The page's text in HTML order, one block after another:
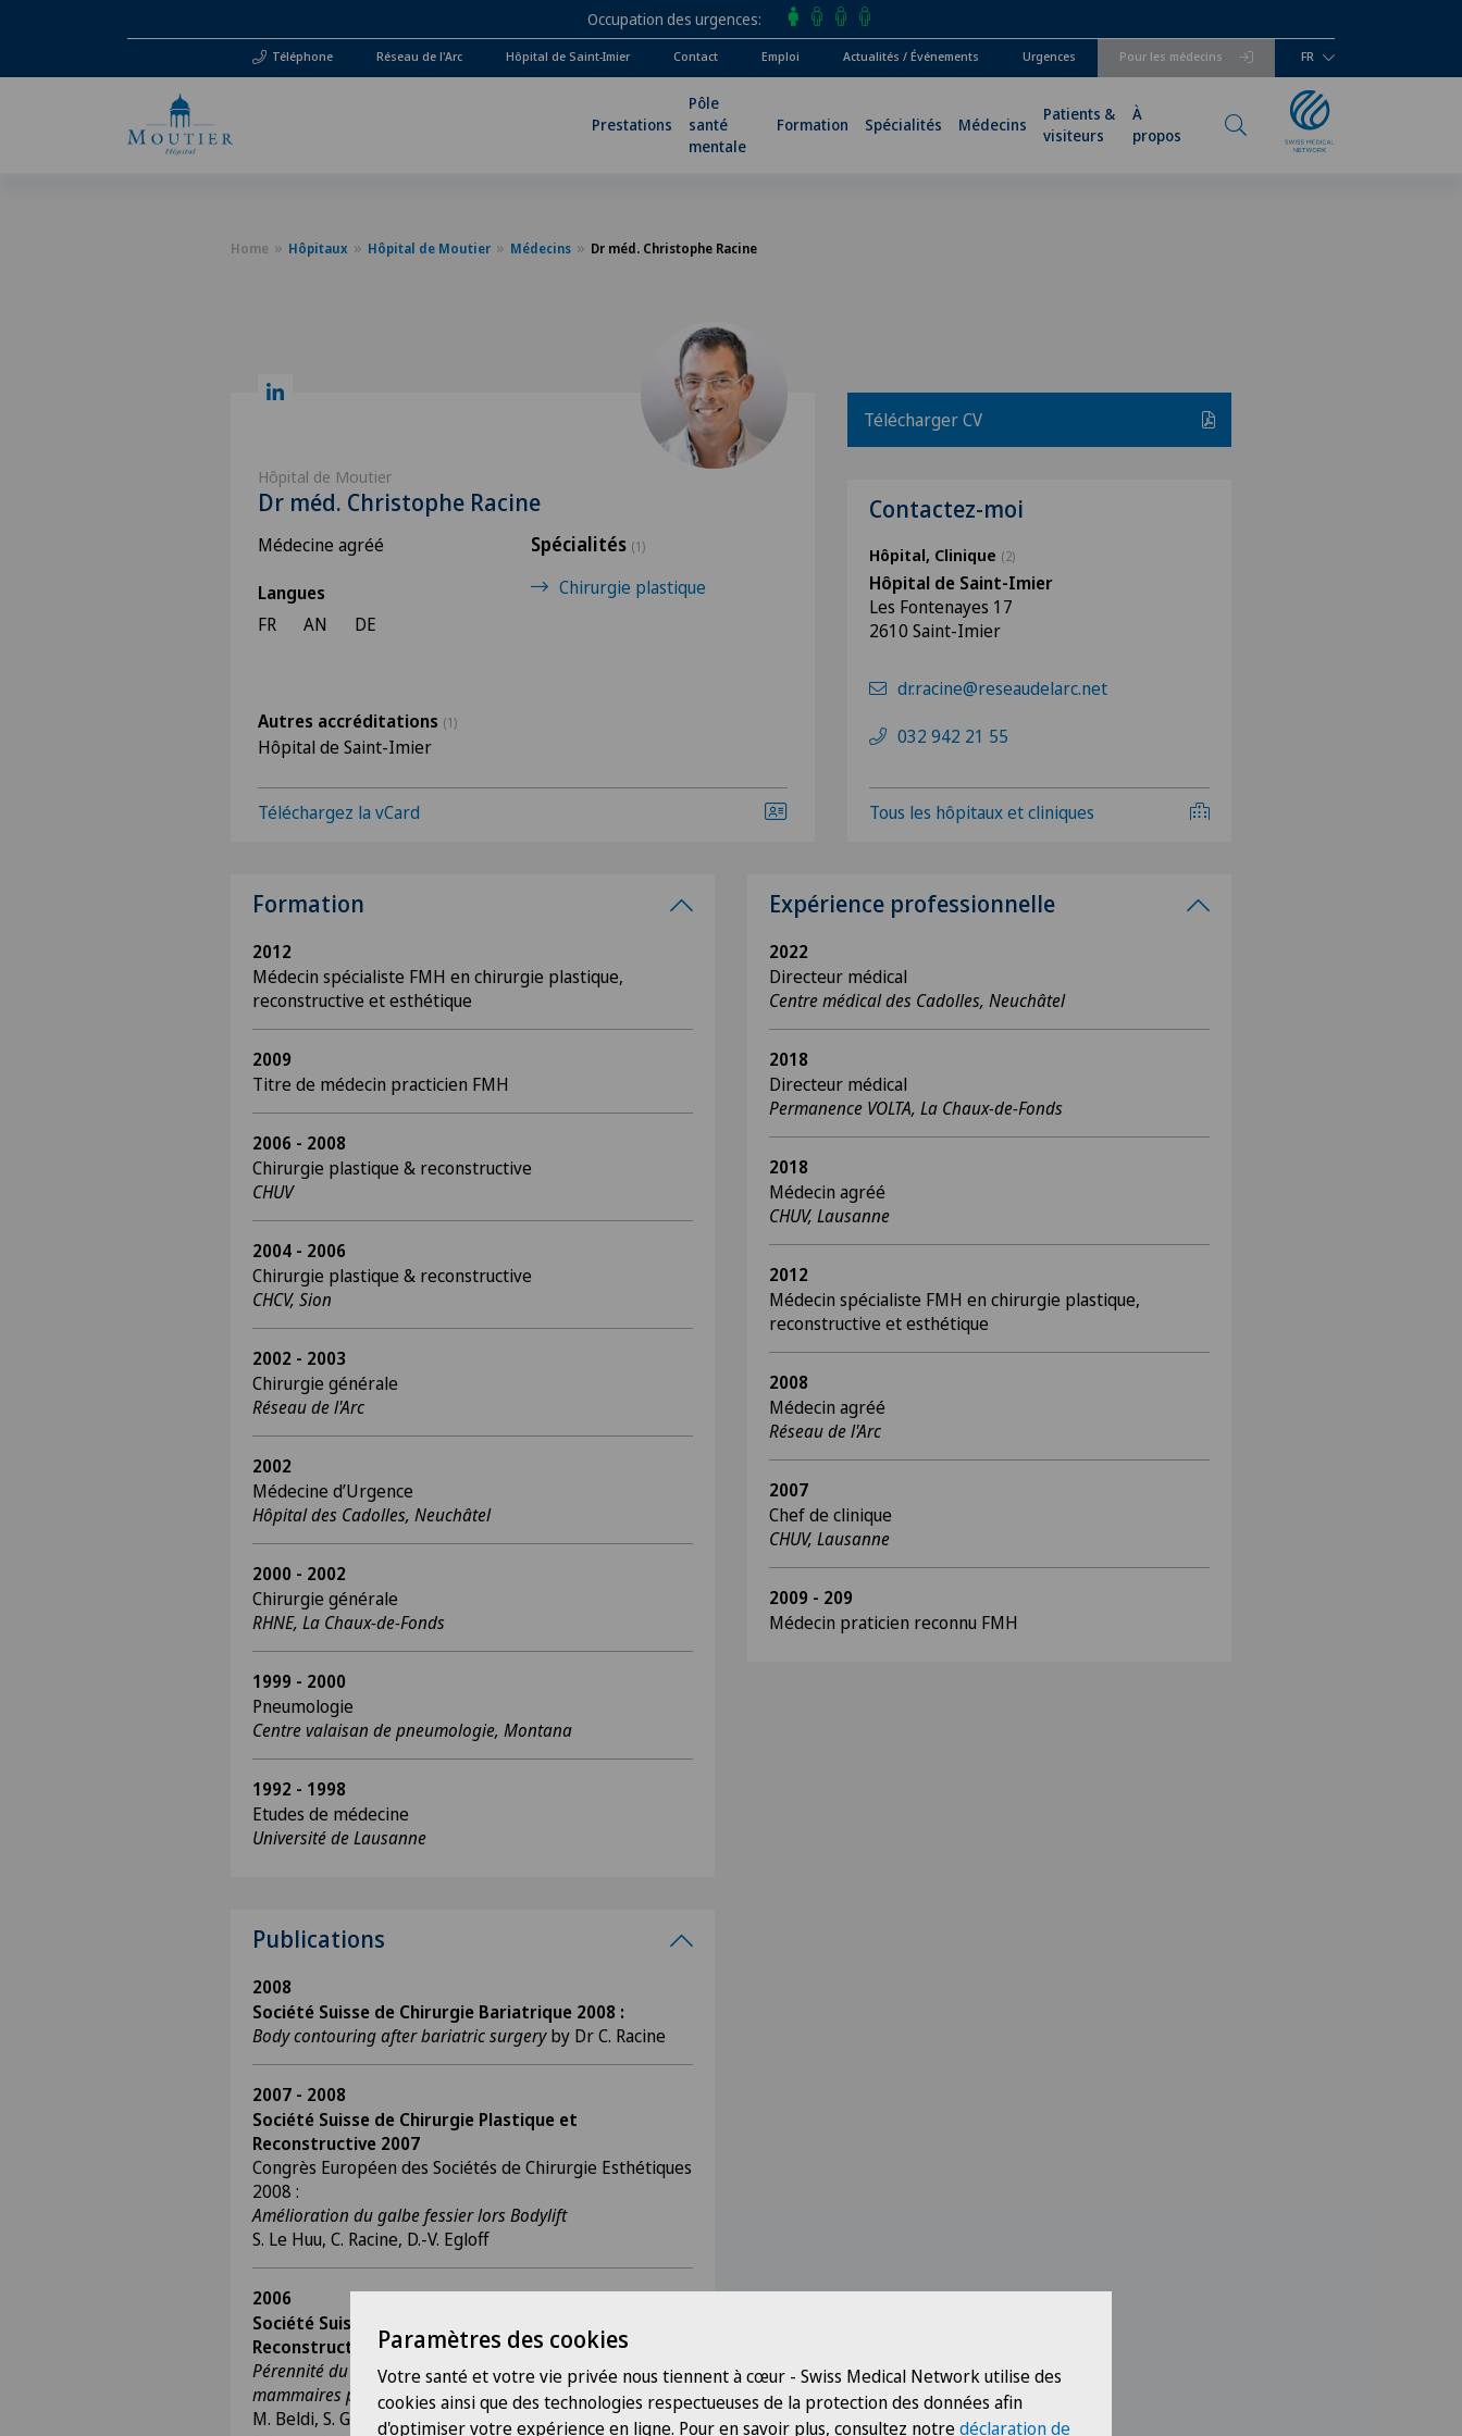
Occupation des urgences
Téléphone Pour les médecins
Réseau de l'Arc Hôpital de Saint-Imier Contact Emploi Actualités / Événements Urgences FR
Prestations
Pôle
santé
mentale
Formation Spécialités Médecins
Patients &
visiteurs
À
propos
Home Hôpitaux Hôpital de Moutier Médecins Dr méd. Christophe Racine
Hôpital de Moutier
Dr méd. Christophe Racine
Médecine agréé
Langues
FR
AN DE
Spécialités (1)
Chirurgie plastique
Autres accréditations (1)
Hôpital de Saint-Imier
Téléchargez la vCard
Télécharger CV
Contactez-moi
Hôpital, Clinique (2)
Hôpital de Saint-Imier
Les Fontenayes 17
2610 Saint-Imier
dr.racine@reseaudelarc.net
032 942 21 55
Tous les hôpitaux et cliniques
Formation
2012
Médecin spécialiste FMH en chirurgie plastique,
reconstructive et esthétique
2009
Titre de médecin practicien FMH
2006 - 2008
Chirurgie plastique & reconstructive
CHUV
2004 - 2006
Chirurgie plastique & reconstructive
CHCV, Sion
2002 - 2003
Chirurgie générale
Réseau de l'Arc
2002
Médecine d’Urgence
Hôpital des Cadolles, Neuchâtel
2000 - 2002
Chirurgie générale
RHNE, La Chaux-de-Fonds
1999 - 2000
Pneumologie
Centre valaisan de pneumologie, Montana
1992 - 1998
Etudes de médecine
Université de Lausanne
Publications
2008
Société Suisse de Chirurgie Bariatrique 2008 :
Body contouring after bariatric surgeryby Dr C. Racine
2007 - 2008
Société Suisse de Chirurgie Plastique et
Reconstructive 2007
Congrès Européen des Sociétés de Chirurgie Esthétiques
2008 :
Amélioration du galbe fessier lors Bodylift
S. Le Huu, C. Racine, D.-V. Egloff
2006
Société Suisse de Chirurgie Plastique et
Reconstructive 2006 :
Pérennité du lipomodelage dans les reconstructions
mammaires par lambeau latissimus dorsi
M. Beldi, S. Garson, D. Espinoza, M. Ciaffi, C. Racine, P.
Expérience professionnelle
2022
Directeur médical
Centre médical des Cadolles, Neuchâtel
2018
Directeur médical
Permanence VOLTA, La Chaux-de-Fonds
2018
Médecin agréé
CHUV, Lausanne
2012
Médecin spécialiste FMH en chirurgie plastique,
reconstructive et esthétique
2008
Médecin agréé
Réseau de l'Arc
2007
Chef de clinique
CHUV, Lausanne
2009 - 209
Médecin praticien reconnu FMH
Paramètres des cookies
Votre santé et votre vie privée nous tiennent à cœur - Swiss Medical Network utilise des
cookies ainsi que des technologies respectueuses de la protection des données afin
d'optimiser votre expérience en ligne. Pour en savoir plus, consultez notredéclaration de